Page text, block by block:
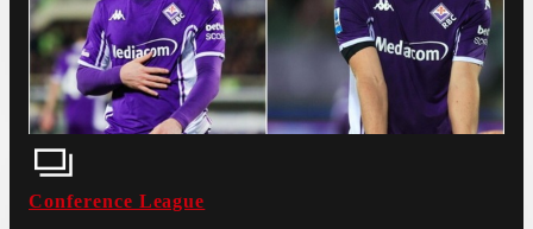
Conference League